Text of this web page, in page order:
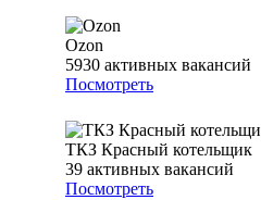
Ozon
5930 активных вакансий
Посмотреть
ТКЗ Красный котельщик
39 активных вакансий
Посмотреть